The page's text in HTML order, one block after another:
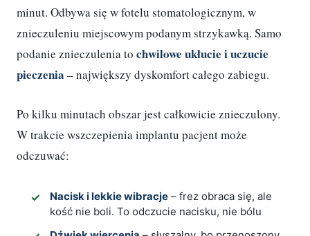
minut. Odbywa się w fotelu stomatologicznym, w
znieczuleniu miejscowym podanym strzykawką. Samo
podanie znieczulenia to chwilowe ukłucie i uczucie
pieczenia – największy dyskomfort całego zabiegu.
Po kilku minutach obszar jest całkowicie znieczulony.
W trakcie wszczepienia implantu pacjent może
odczuwać:
Nacisk i lekkie wibracje – frez obraca się, ale
kość nie boli. To odczucie nacisku, nie bólu